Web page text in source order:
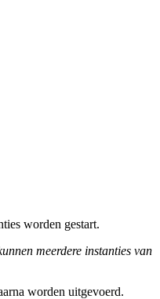
worden gestart.
meerdere instanties van
worden uitgevoerd.